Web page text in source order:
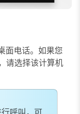
面电话。如果您
请选择该计算机
呼叫，可